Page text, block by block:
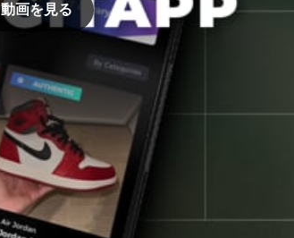
動画を見る